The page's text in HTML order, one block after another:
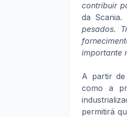
contribuir
da Scania.
pesados.
importante
A partir de
como a
permitirá